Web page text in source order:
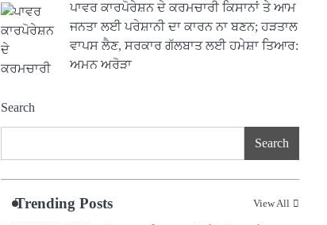
ਪਾਵਰ ਕਾਰਪੋਰੇਸ਼ਨ ਦੇ ਕਰਮਚਾਰੀ ਕਿਸਾਨਾਂ ਤੇ ਆਮ
ਜਨਤਾ ਲਈ ਪਰੇਸ਼ਾਨੀ ਦਾ ਕਾਰਨ ਨਾ ਬਣਨ; ਹੜਤਾਲ
ਵਾਪਸ ਲੈਣ, ਸਰਕਾਰ ਗੱਲਬਾਤ ਲਈ ਹਮੇਸ਼ਾ ਤਿਆਰ:
ਅਮਨ ਅਰੋੜਾ
Search
Search
Trending Posts View All